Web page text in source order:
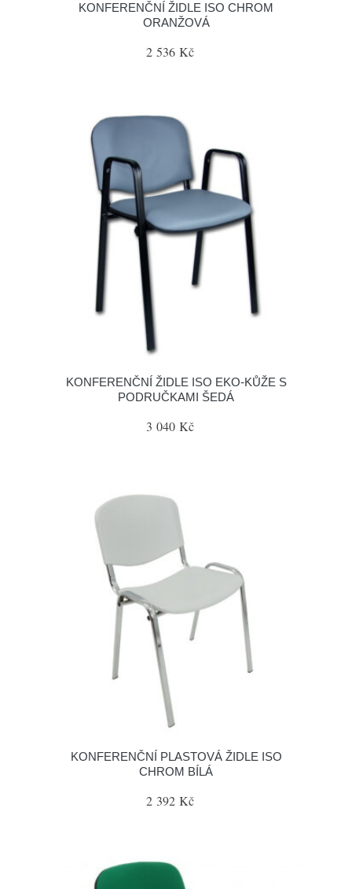
KONFERENČNÍ ŽIDLE ISO CHROM
ORANŽOVÁ
2 536 Kč
KONFERENČNÍ ŽIDLE ISO EKO-KŮŽE S
PODRUČKAMI ŠEDÁ
3 040 Kč
KONFERENČNÍ PLASTOVÁ ŽIDLE ISO
CHROM BÍLÁ
2 392 Kč